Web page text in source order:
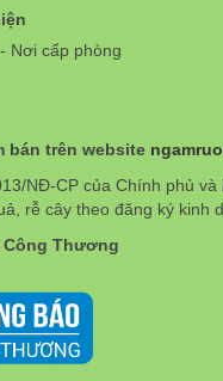
Nơi cấp phòng
bán trên website
NĐ-CP của Chính phủ
rễ cây theo đăng ký kinh
Thương